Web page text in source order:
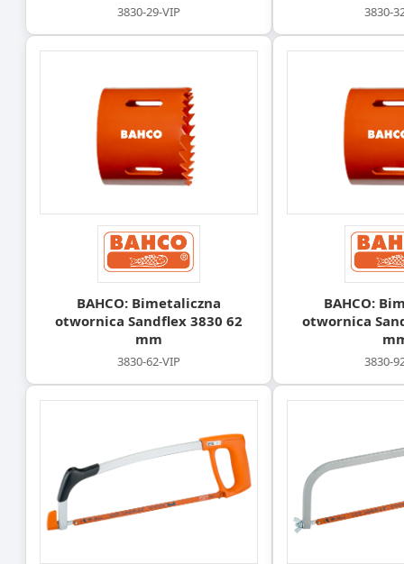
3830-29-VIP 3830-
BAHCO: Bimetaliczna
otwornica Sandflex 3830 62
mm
3830-62-VIP
BAHCO:
otwornica
3830-